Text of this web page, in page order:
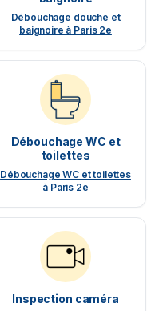
Débouchage douche et
baignoire à Paris 2e
Débouchage WC et
toilettes
Débouchage WC et toilettes
à Paris 2e
Inspection caméra